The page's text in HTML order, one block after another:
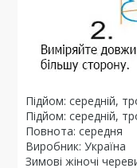
Підйом: середній,
Підйом: середній,
Повнота: середня
Виробник: Україна
Зимові жіночі